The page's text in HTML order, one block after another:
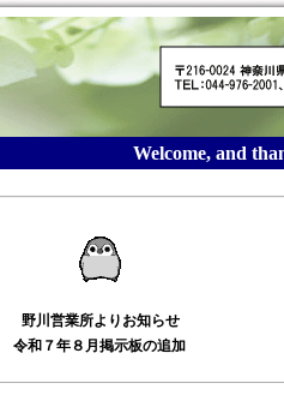
Welcome, and thank
野川営業所よりお知らせ
令和７年８月掲示板の追加